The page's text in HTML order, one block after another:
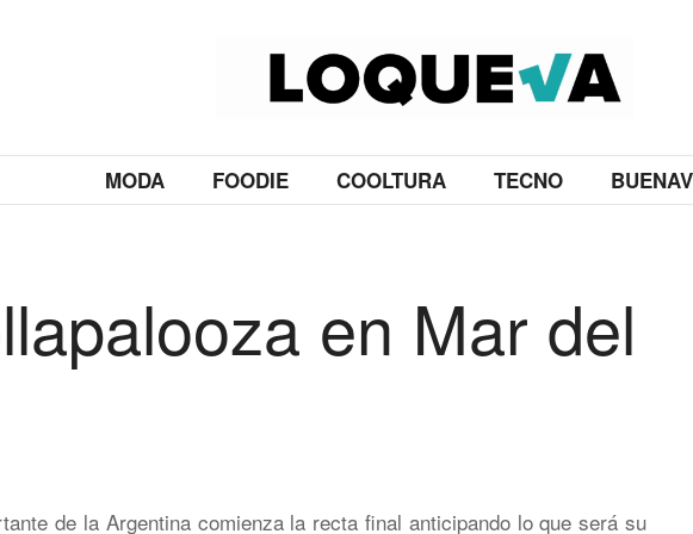
MODA FOODIE COOLTURA TECNO
en Mar del
de la Argentina comienza la recta final anticipando lo que será su